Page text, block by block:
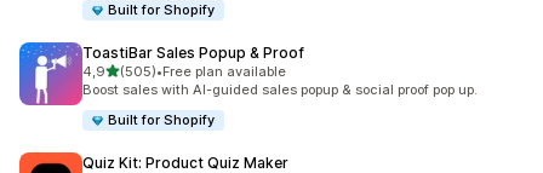
Built for Shopify
ToastiBar Sales Popup & Proof
4,9na 5 gwiazdek
(505)
Łączna liczba recenzji: 505
•Free plan available
Boost sales with AI-guided sales popup & social proof pop up.
Built for Shopify
Quiz Kit: Product Quiz Maker